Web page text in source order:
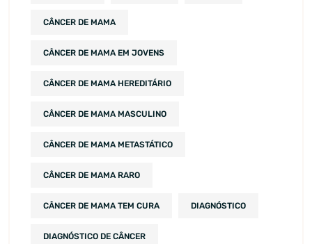
CÂNCER DE MAMA
CÂNCER DE MAMA EM JOVENS
CÂNCER DE MAMA HEREDITÁRIO
CÂNCER DE MAMA MASCULINO
CÂNCER DE MAMA METASTÁTICO
CÂNCER DE MAMA RARO
CÂNCER DE MAMA TEM CURA DIAGNÓSTICO
DIAGNÓSTICO DE CÂNCER